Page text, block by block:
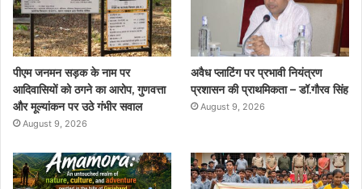
o
o
k
e
r
b
e
g
r
a
पीएम जनमन सड़क के नाम पर
आदिवासियों को ठगने का आरोप, गुणवत्ता
और मूल्यांकन पर उठे गंभीर सवाल
August 9, 2026
अवैध प्लाटिंग पर प्रभावी नियंत्रण
प्रशासन की प्राथमिकता – डॉ.गौरव सिंह
August 9, 2026